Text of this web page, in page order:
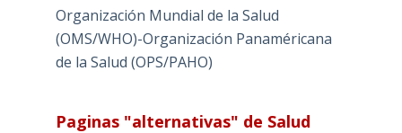
Organización Mundial de la Salud
(OMS/WHO)-Organización Panaméricana
de la Salud (OPS/PAHO)
Paginas "alternativas" de Salud